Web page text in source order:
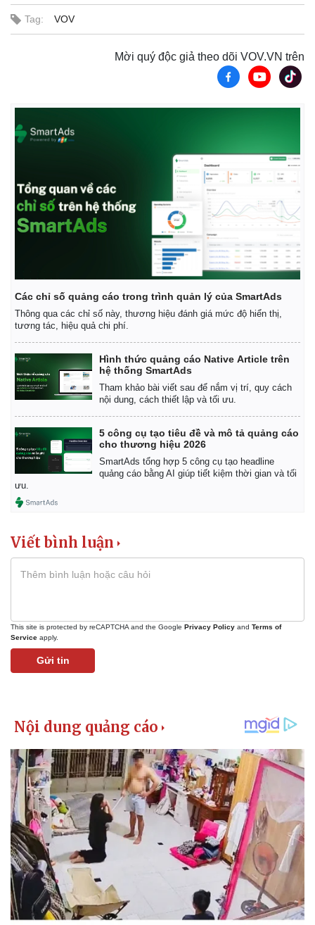
Kinh tế
Bất động sản
Khởi nghiệp
Giá vàng
Tag: VOV
Mời quý độc giả theo dõi VOV.VN trên
Các chỉ số quảng cáo trong trình quản lý của SmartAds
Thông qua các chỉ số này, thương hiệu đánh giá mức độ hiển thị,
tương tác, hiệu quả chi phí.
Hình thức quảng cáo Native Article trên
hệ thống SmartAds
Tham khảo bài viết sau để nắm vị trí, quy cách
nội dung, cách thiết lập và tối ưu.
5 công cụ tạo tiêu đề và mô tả quảng cáo
cho thương hiệu 2026
SmartAds tổng hợp 5 công cụ tạo headline
quảng cáo bằng AI giúp tiết kiệm thời gian và tối
ưu.
Viết bình luận
This site is protected by reCAPTCHA and the Google Privacy Policy and Terms of
Service apply.
Gửi tin